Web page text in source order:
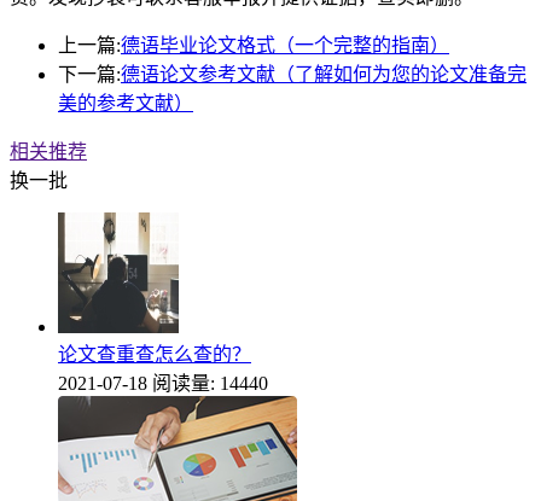
上一篇:德语毕业论文格式（一个完整的指南）
下一篇:德语论文参考文献（了解如何为您的论文准备完
美的参考文献）
相关推荐
换一批
论文查重查怎么查的？
2021-07-18 阅读量: 14440